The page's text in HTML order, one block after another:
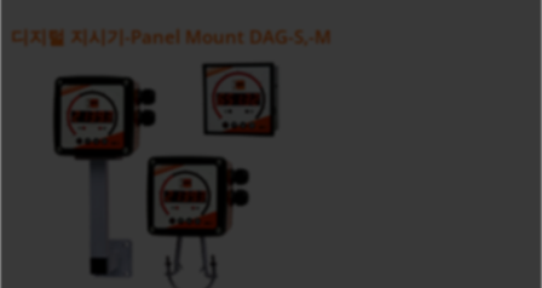
디지털 지시기-Panel Mount DAG-S,-M